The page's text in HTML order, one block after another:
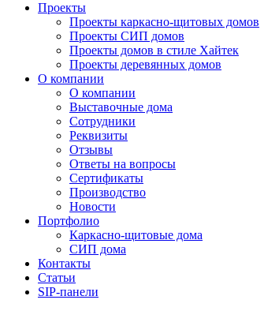
Проекты
Проекты каркасно-щитовых домов
Проекты СИП домов
Проекты домов в стиле Хайтек
Проекты деревянных домов
О компании
О компании
Выставочные дома
Сотрудники
Реквизиты
Отзывы
Ответы на вопросы
Сертификаты
Производство
Новости
Портфолио
Каркасно-щитовые дома
СИП дома
Контакты
Статьи
SIP-панели